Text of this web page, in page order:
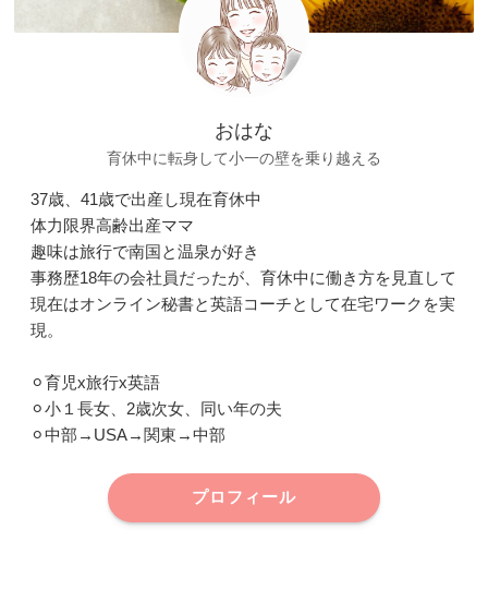
おはな
育休中に転身して小一の壁を乗り越える
37歳、41歳で出産し現在育休中
体力限界高齢出産ママ
趣味は旅行で南国と温泉が好き
事務歴18年の会社員だったが、育休中に働き方を見直して
現在はオンライン秘書と英語コーチとして在宅ワークを実
現。
⚪︎育児x旅行x英語
⚪︎小１長女、2歳次女、同い年の夫
⚪︎中部→USA→関東→中部
プロフィール